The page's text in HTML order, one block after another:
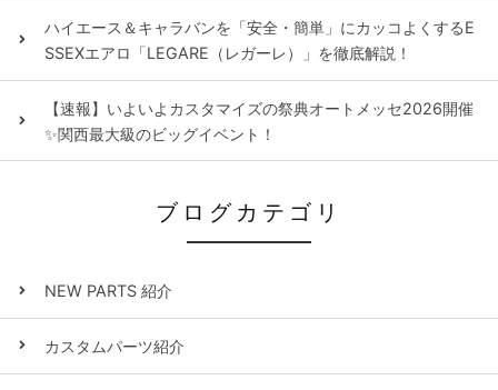
ハイエース＆キャラバンを「安全・簡単」にカッコよくするE
SSEXエアロ「LEGARE（レガーレ）」を徹底解説！
【速報】いよいよカスタマイズの祭典オートメッセ2026開催
✨関西最大級のビッグイベント！
ブログカテゴリ
NEW PARTS 紹介
カスタムパーツ紹介